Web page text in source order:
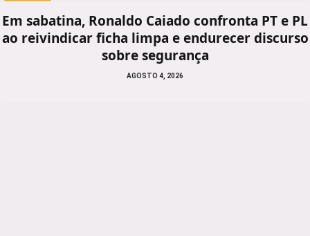
Em sabatina, Ronaldo Caiado confronta PT e PL
ao reivindicar ficha limpa e endurecer discurso
sobre segurança
AGOSTO 4, 2026